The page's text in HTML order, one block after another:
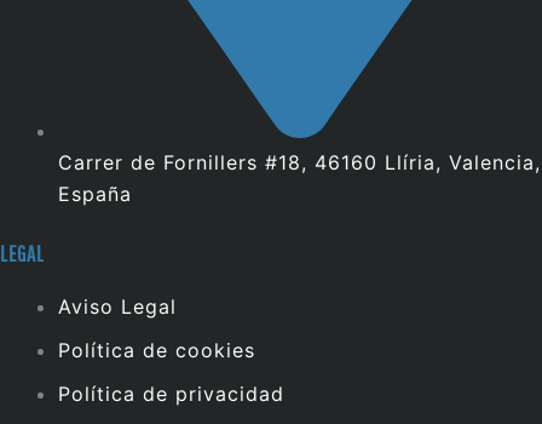
Carrer de Fornillers #18, 46160 Llíria, Valencia,
España
LEGAL
Aviso Legal
Política de cookies
Política de privacidad